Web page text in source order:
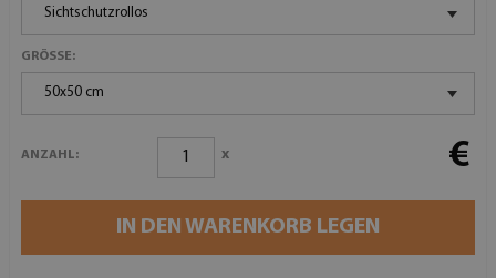
Sichtschutzrollos
GRÖSSE:
50x50 cm
ANZAHL: x €
IN DEN WARENKORB LEGEN